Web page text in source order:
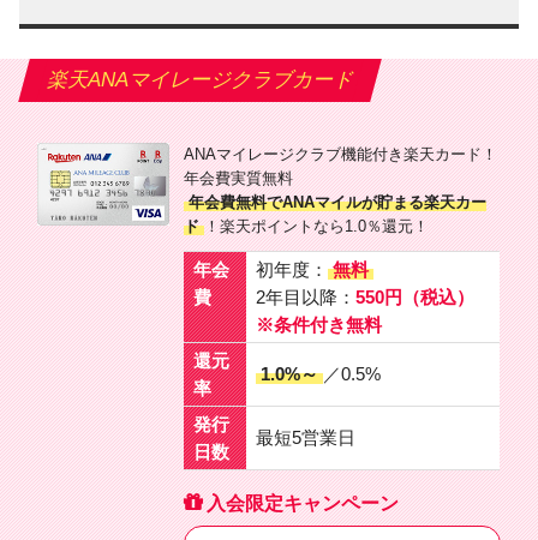
楽天ANAマイレージクラブカード
ANAマイレージクラブ機能付き楽天カード！
年会費実質無料
年会費無料でANAマイルが貯まる楽天カー
ド ！楽天ポイントなら1.0％還元！
年会
費
初年度： 無料
2年目以降： 550円（税込）
※条件付き無料
還元
率
1.0%～ ／0.5%
発行
日数
最短5営業日
入会限定キャンペーン